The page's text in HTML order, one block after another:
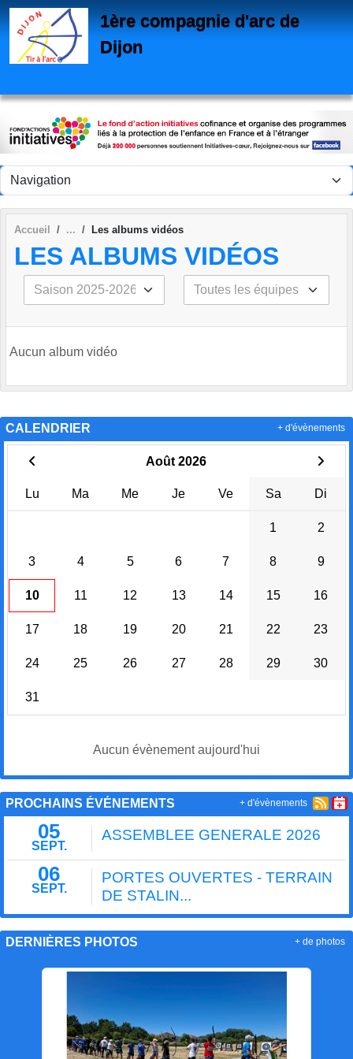
1ère compagnie d'arc de
Dijon
Accueil Les albums vidéos
LES ALBUMS VIDÉOS
Aucun album vidéo
CALENDRIER
Août 2026
Lu Ma Me Je Ve Sa Di
1 2
3 4 5 6 7 8 9
10 11 12 13 14 15 16
17 18 19 20 21 22 23
24 25 26 27 28 29 30
31
Aucun évènement aujourd'hui
+ d'évènements
PROCHAINS ÉVÉNEMENTS
05
SEPT.
ASSEMBLEE GENERALE 2026
06
SEPT.
PORTES OUVERTES - TERRAIN
DE STALIN...
+ d'évènements
DERNIÈRES PHOTOS + de photos
Panneau de gestion des cookies